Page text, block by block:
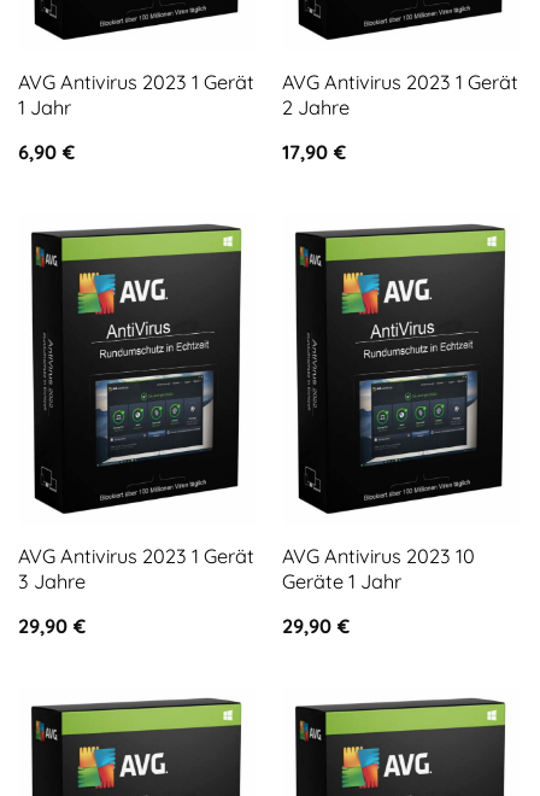
AVG Antivirus 2023 1 Gerät
1 Jahr
6,90 €
AVG Antivirus 2023 1 Gerät
2 Jahre
17,90 €
AVG Antivirus 2023 1 Gerät
3 Jahre
29,90 €
AVG Antivirus 2023 10
Geräte 1 Jahr
29,90 €